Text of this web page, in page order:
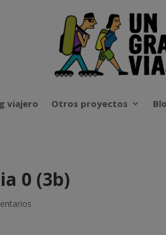
viajero Otros proyectos
0 (3b)